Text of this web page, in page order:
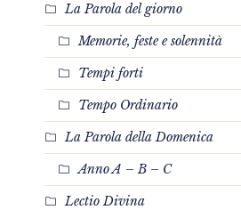
La Parola del giorno
Memorie, feste e solennità
Tempi forti
Tempo Ordinario
La Parola della Domenica
Anno A – B – C
Lectio Divina